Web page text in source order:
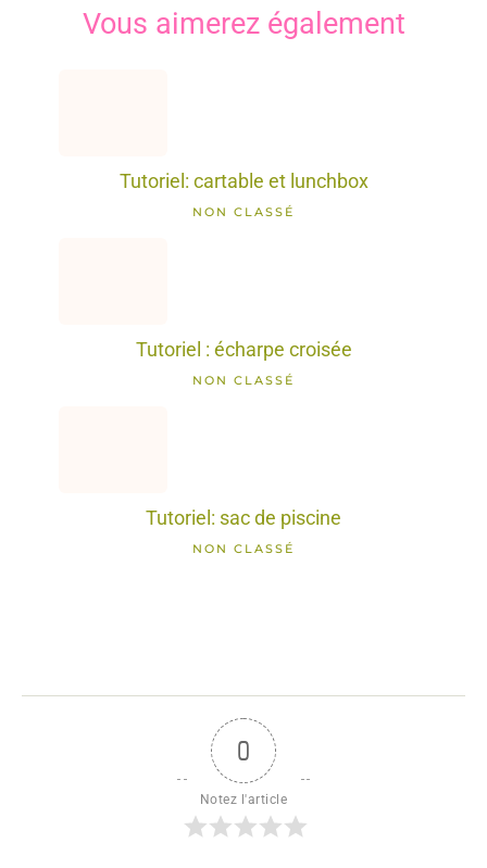
Vous aimerez également
Tutoriel: cartable et lunchbox
NON CLASSÉ
Tutoriel : écharpe croisée
NON CLASSÉ
Tutoriel: sac de piscine
NON CLASSÉ
0
Notez l'article